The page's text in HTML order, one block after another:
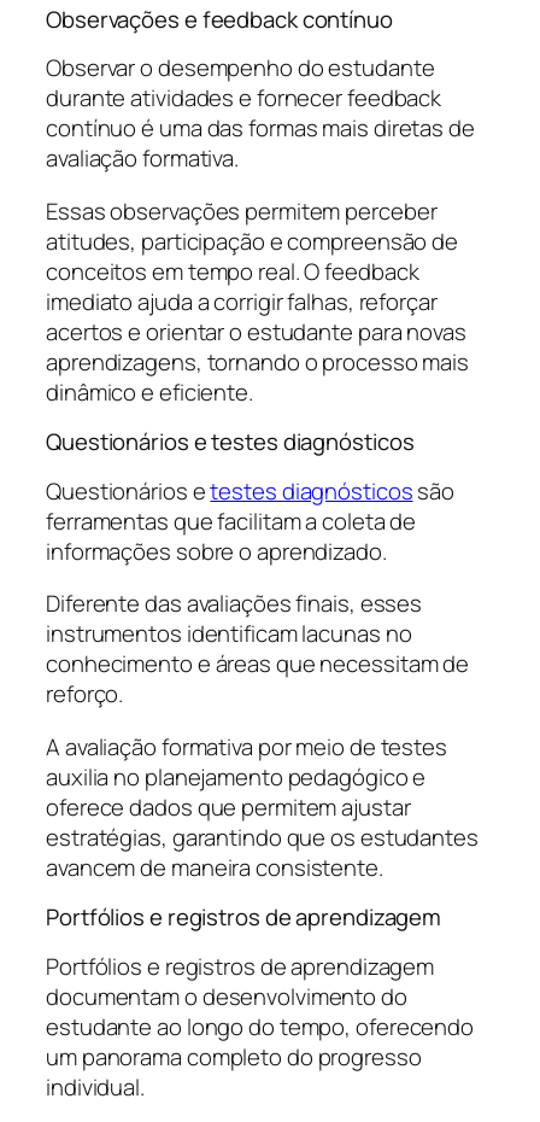
Observações e feedback contínuo
Observar o desempenho do estudante
durante atividades e fornecer feedback
contínuo é uma das formas mais diretas de
avaliação formativa.
Essas observações permitem perceber
atitudes, participação e compreensão de
conceitos em tempo real. O feedback
imediato ajuda a corrigir falhas, reforçar
acertos e orientar o estudante para novas
aprendizagens, tornando o processo mais
dinâmico e eficiente.
Questionários e testes diagnósticos
Questionários etestes diagnósticossão
ferramentas que facilitam a coleta de
informações sobre o aprendizado.
Diferente das avaliações finais, esses
instrumentos identificam lacunas no
conhecimento e áreas que necessitam de
reforço.
A avaliação formativa por meio de testes
auxilia no planejamento pedagógico e
oferece dados que permitem ajustar
estratégias, garantindo que os estudantes
avancem de maneira consistente.
Portfólios e registros de aprendizagem
Portfólios e registros de aprendizagem
documentam o desenvolvimento do
estudante ao longo do tempo, oferecendo
um panorama completo do progresso
individual.